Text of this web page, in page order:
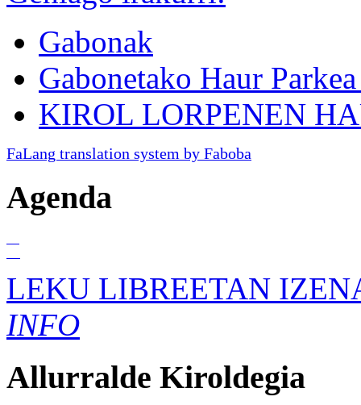
Gabonak
Gabonetako Haur
KIROL LORPENEN
FaLang translation system by Faboba
Agenda
LEKU LIBREETAN
INFO
Allurralde Kiroldegia